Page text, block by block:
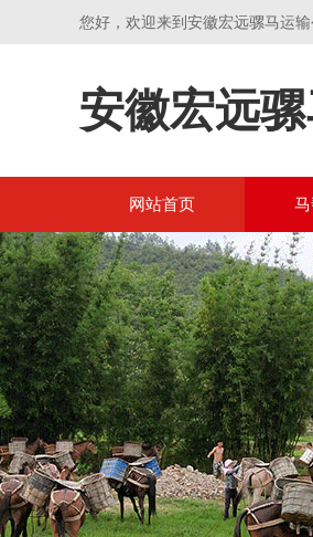
您好，欢迎来到安徽宏远骡马运输
安徽宏远
网站首页